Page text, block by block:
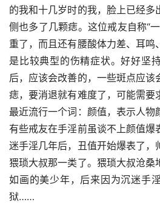
的我和十几岁时的我，脸上已经多
侧也多了几颗痣。这位戒友自称“
重了，而且还有腰酸体力差、耳鸣
是比较典型的伤精症状。好好坚
后，应该会改善的，一些斑点应该
痣，要消退就有难度了，可能需要
最近流行一个词：颜值，表示人物
有些戒友在手淫前虽谈不上颜值爆
迷手淫几年后，丑值开始爆表了，
猥琐大叔那一类了。猥琐大叔沧桑
如画的美少年，后来因为沉迷手
狱……